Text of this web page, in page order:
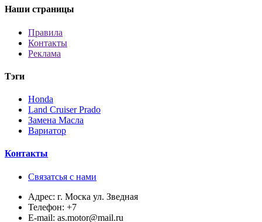
Наши страницы
Правила
Контакты
Реклама
Тэги
Honda
Land Cruiser Prado
Замена Масла
Вариатор
Контакты
Связатсья с нами
Адрес: г. Моска ул. Зведная
Телефон: +7
E-mail: as.motor@mail.ru